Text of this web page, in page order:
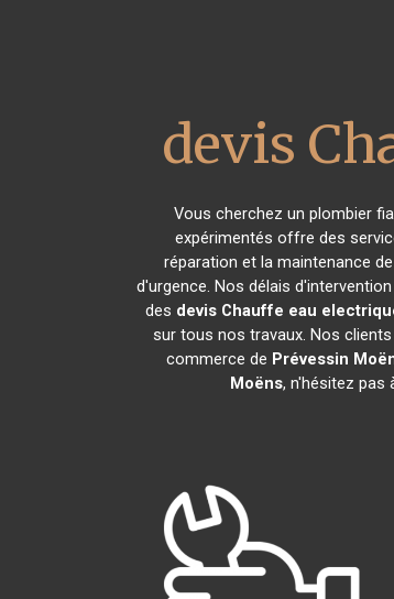
devis
Vous cherchez un plombier
expérimentés offre des
réparation et la maintenance
d'urgence. Nos délais
des devis Chauffe eau
sur tous nos travaux. Nos
commerce de Prévessin
Moëns, n'hésitez pas